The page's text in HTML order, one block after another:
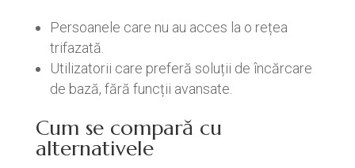
Persoanele care nu au acces la o rețea
trifazată.
Utilizatorii care preferă soluții de încărcare
de bază, fără funcții avansate.
Cum se compară cu
alternativele